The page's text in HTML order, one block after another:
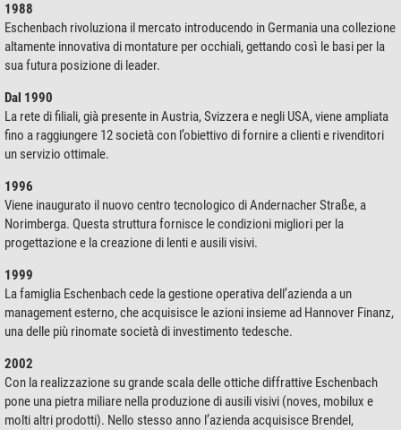
1988
Eschenbach rivoluziona il mercato introducendo in Germania una collezione
altamente innovativa di montature per occhiali, gettando così le basi per la
sua futura posizione di leader.
Dal 1990
La rete di filiali, già presente in Austria, Svizzera e negli USA, viene ampliata
fino a raggiungere 12 società con l’obiettivo di fornire a clienti e rivenditori
un servizio ottimale.
1996
Viene inaugurato il nuovo centro tecnologico di Andernacher Straße, a
Norimberga. Questa struttura fornisce le condizioni migliori per la
progettazione e la creazione di lenti e ausili visivi.
1999
La famiglia Eschenbach cede la gestione operativa dell’azienda a un
management esterno, che acquisisce le azioni insieme ad Hannover Finanz,
una delle più rinomate società di investimento tedesche.
2002
Con la realizzazione su grande scala delle ottiche diffrattive Eschenbach
pone una pietra miliare nella produzione di ausili visivi (noves, mobilux e
molti altri prodotti). Nello stesso anno l’azienda acquisisce Brendel,